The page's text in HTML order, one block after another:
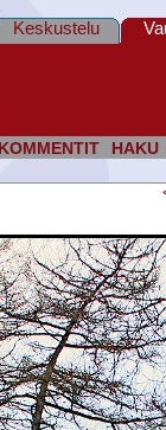
KOMMENTIT HAKU
Keskustelu